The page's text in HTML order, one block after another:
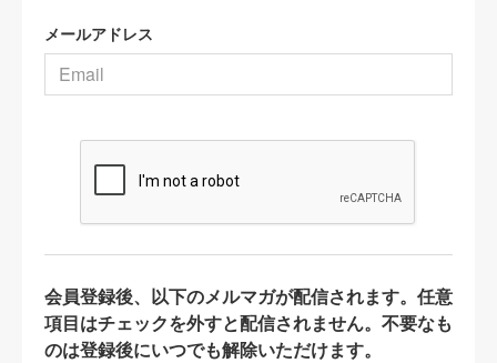
メールアドレス
会員登録後、以下のメルマガが配信されます。任意
項目はチェックを外すと配信されません。不要なも
のは登録後にいつでも解除いただけます。